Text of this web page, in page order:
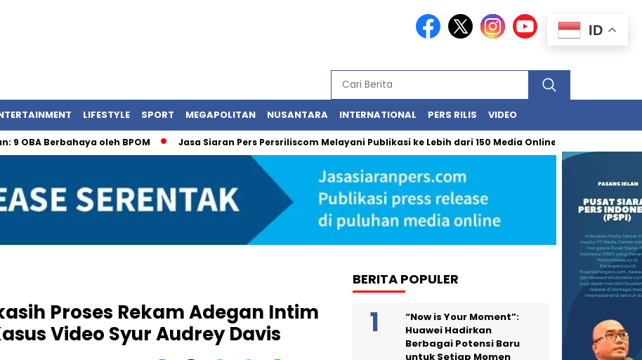
LIFESTYLE SPORT MEGAPOLITAN NUSANTARA INTERNATIONAL PERS RILIS VIDEO
oleh BPOM Jasa Siaran Pers Persriliscom Melayani Publikasi ke Lebih dari 150 Media Online Berbagai Segmentasi
Proses Rekam Adegan Intim
Video Syur Audrey Davis
BERITA POPULER
“Now is Your Moment”:
Huawei Hadirkan
Berbagai Potensi Baru
untuk Setiap Momen
ID